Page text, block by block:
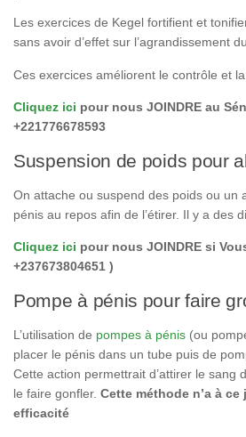
Les exercices de Kegel fortifient et
sans avoir d’effet sur l’agrandissement
Ces exercices améliorent le contrôle et
Cliquez ici pour nous JOINDRE au
+221776678593
Suspension de poids pour
On attache ou suspend des poids ou un
pénis au repos afin de l’étirer. Il y a des
Cliquez ici pour nous JOINDRE si
+237673804651 )
Pompe à pénis pour faire
L’utilisation de pompes à pénis (ou
placer le pénis dans un tube puis de
Cette action permettrait d’attirer le sang
le faire gonfler. Cette méthode n’a à
efficacité